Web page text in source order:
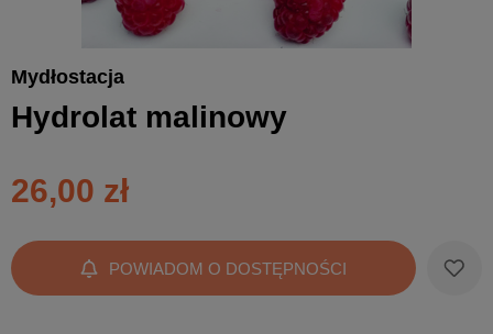
Mydłostacja
Hydrolat malinowy
26,00 zł
POWIADOM O DOSTĘPNOŚCI